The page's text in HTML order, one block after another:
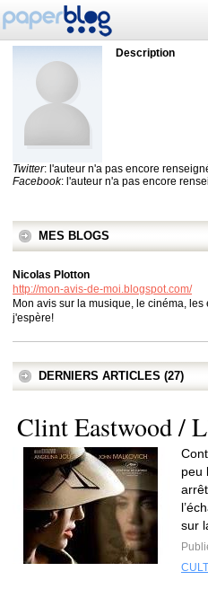
Description
Twitter: l'auteur n'a pas encore
Facebook: l'auteur n'a pas encore
MES BLOGS
Nicolas Plotton
http://mon-avis-de-moi.blogspot.com/
Mon avis sur la musique, le cinéma,
j'espère!
DERNIERS ARTICLES (27)
Clint Eastwood /
peu
sur